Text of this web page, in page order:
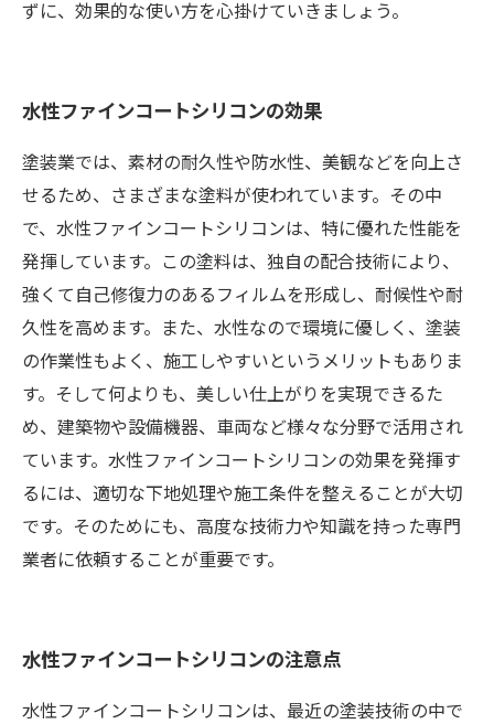
ずに、効果的な使い方を心掛けていきましょう。
水性ファインコートシリコンの効果
塗装業では、素材の耐久性や防水性、美観などを向上さ
せるため、さまざまな塗料が使われています。その中
で、水性ファインコートシリコンは、特に優れた性能を
発揮しています。この塗料は、独自の配合技術により、
強くて自己修復力のあるフィルムを形成し、耐候性や耐
久性を高めます。また、水性なので環境に優しく、塗装
の作業性もよく、施工しやすいというメリットもありま
す。そして何よりも、美しい仕上がりを実現できるた
め、建築物や設備機器、車両など様々な分野で活用され
ています。水性ファインコートシリコンの効果を発揮す
るには、適切な下地処理や施工条件を整えることが大切
です。そのためにも、高度な技術力や知識を持った専門
業者に依頼することが重要です。
水性ファインコートシリコンの注意点
水性ファインコートシリコンは、最近の塗装技術の中で